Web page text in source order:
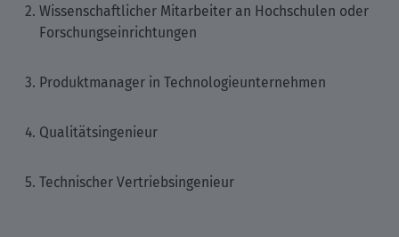
Wissenschaftlicher Mitarbeiter an Hochschulen oder
Forschungseinrichtungen
Produktmanager in Technologieunternehmen
Qualitätsingenieur
Technischer Vertriebsingenieur